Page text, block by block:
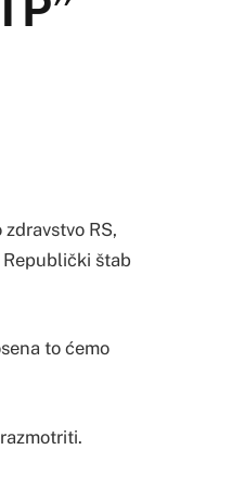
RS,
štab
to ćemo